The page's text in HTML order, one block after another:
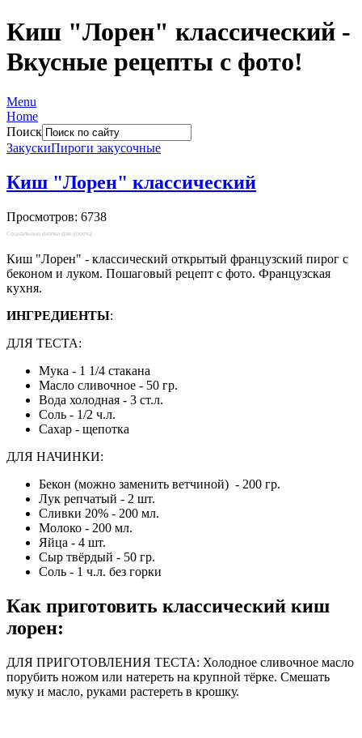
Киш "Лорен" классический -
Вкусные рецепты с фото!
Menu
Home
Поиск
ЗакускиПироги закусочные
Киш "Лорен" классический
Просмотров: 6738
Социальные кнопки для Joomla
Киш "Лорен" - классический открытый французский пирог с
беконом и луком. Пошаговый рецепт с фото. Французская
кухня.
ИНГРЕДИЕНТЫ:
ДЛЯ ТЕСТА:
Мука - 1 1/4 стакана
Масло сливочное - 50 гр.
Вода холодная - 3 ст.л.
Соль - 1/2 ч.л.
Сахар - щепотка
ДЛЯ НАЧИНКИ:
Бекон (можно заменить ветчиной) - 200 гр.
Лук репчатый - 2 шт.
Сливки 20% - 200 мл.
Молоко - 200 мл.
Яйца - 4 шт.
Сыр твёрдый - 50 гр.
Соль - 1 ч.л. без горки
Как приготовить классический киш
лорен:
ДЛЯ ПРИГОТОВЛЕНИЯ ТЕСТА: Холодное сливочное масло
порубить ножом или натереть на крупной тёрке. Смешать
муку и масло, руками растереть в крошку.